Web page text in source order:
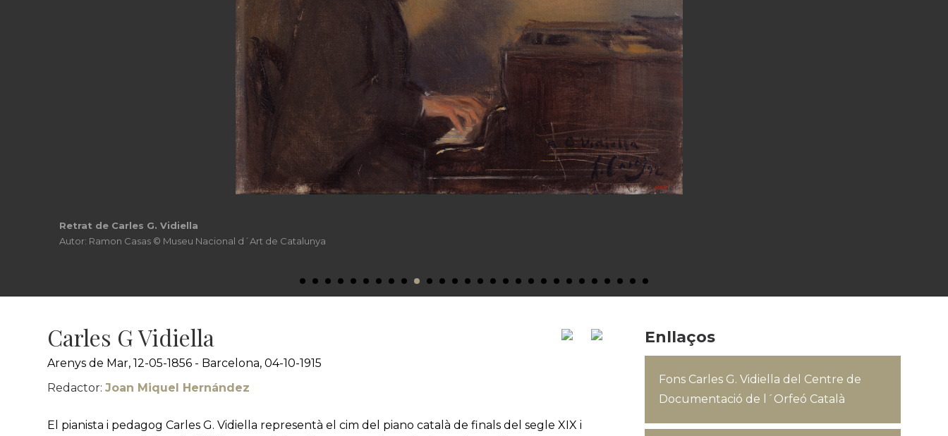
Retrat de Carles G. Vidiella
Autor: Ramon Casas © Museu Nacional d´Art de Catalunya
Carles G Vidiella
Arenys de Mar, 12-05-1856 - Barcelona, 04-10-1915
Redactor:Joan Miquel Hernández
El pianista i pedagog Carles G. Vidiella representà el cim del piano català de finals del segle XIX i
Enllaços
Fons Carles G. Vidiella del Centre de
Documentació de l´Orfeó Català